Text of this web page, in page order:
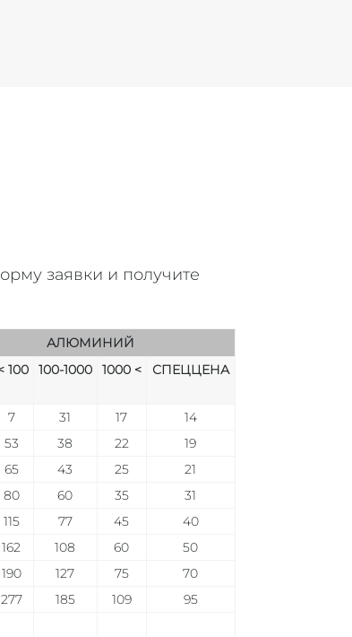
заявки и получите
АЛЮМИНИЙ
100 100-1000 1000 < СПЕЦЦЕНА
7 31 17
14
53 38 22
19
65 43 25
21
80 60 35
31
115 77 45
40
162 108 60
50
190 127 75
70
277 185 109
95